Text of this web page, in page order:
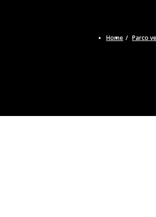
Home Parco